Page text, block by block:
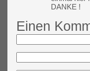
DANKE !
Einen